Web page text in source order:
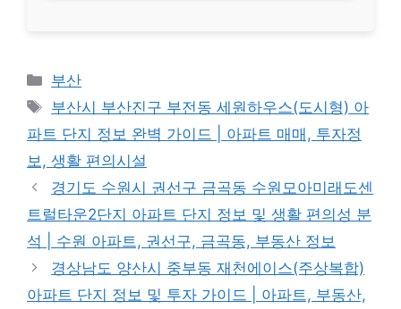
Categories
부산
Tags
부산시 부산진구 부전동 세원하우스(도시형) 아
파트 단지 정보 완벽 가이드 | 아파트 매매, 투자정
보, 생활 편의시설
경기도 수원시 권선구 금곡동 수원모아미래도센
트럴타운2단지 아파트 단지 정보 및 생활 편의성 분
석 | 수원 아파트, 권선구, 금곡동, 부동산 정보
경상남도 양산시 중부동 재천에이스(주상복합)
아파트 단지 정보 및 투자 가이드 | 아파트, 부동산,